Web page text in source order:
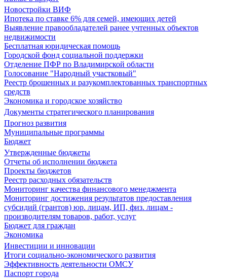
Новостройки ВИФ
Ипотека по ставке 6% для семей, имеющих детей
Выявление правообладателей ранее учтенных объектов
недвижимости
Бесплатная юридическая помощь
Городской фонд социальной поддержки
Отделение ПФР по Владимирской области
Голосование "Народный участковый"
Реестр брошенных и разукомплектованных транспортных
средств
Экономика и городское хозяйство
Документы стратегического планирования
Прогноз развития
Муниципальные программы
Бюджет
Утвержденные бюджеты
Отчеты об исполнении бюджета
Проекты бюджетов
Реестр расходных обязательств
Мониторинг качества финансового менеджмента
Мониторинг достижения результатов предоставления
субсидий (грантов) юр. лицам, ИП, физ. лицам -
производителям товаров, работ, услуг
Бюджет для граждан
Экономика
Инвестиции и инновации
Итоги социально-экономического развития
Эффективность деятельности ОМСУ
Паспорт города